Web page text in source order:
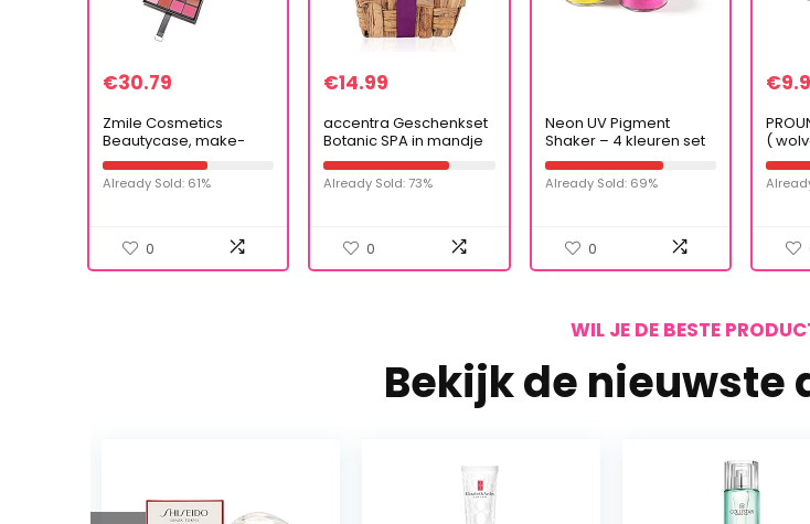
€30.79
Zmile Cosmetics
Beautycase, make-
upkoffer, zwart
Already Sold: 61%
0
€14.99
accentra Geschenkset
Botanic SPA in mandje
van zeegras, bad- en
doucheset, 5-delige
geschenkset in
Already Sold: 73%
0
Neon UV Pigment
Shaker – 4 kleuren set
– UV actief – voor
gezicht en lichaam –
blacklight lichteffect
Already Sold: 69%
0
€
(
hand
WIL JE DE BESTE
Bekijk de nieuwste